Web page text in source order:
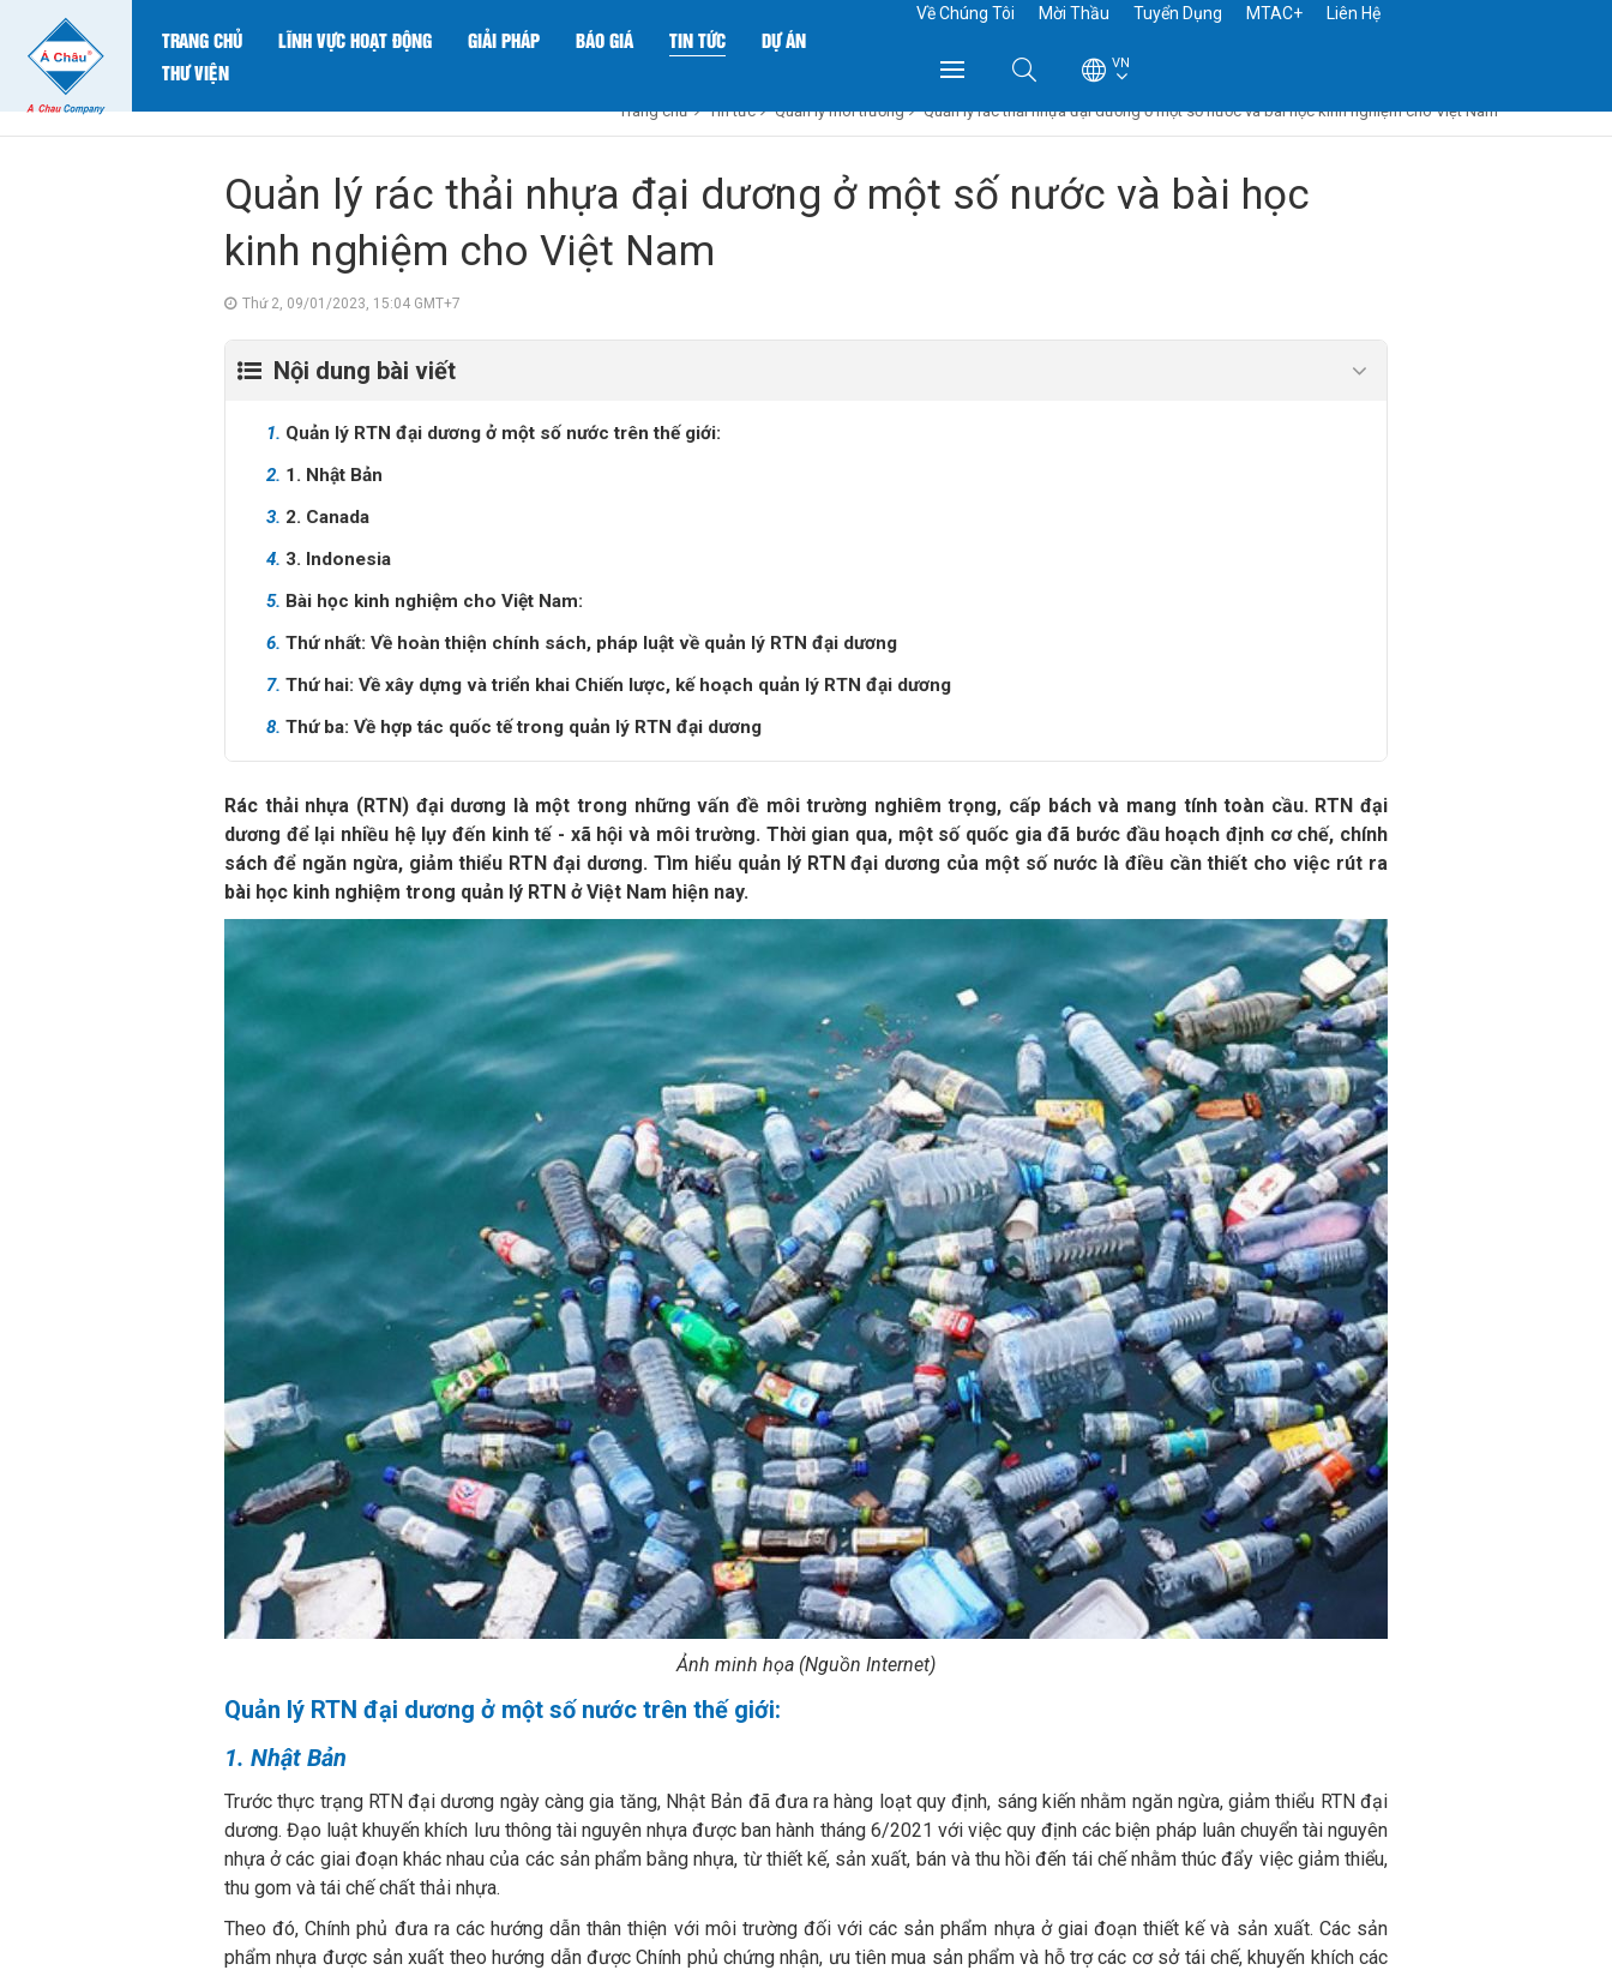
TRANG CHỦ LĨNH VỰC HOẠT ĐỘNG GIẢI PHÁP BÁO GIÁ TIN TỨC
DỰ ÁN
THƯ VIỆN
Về Chúng Tôi Mời Thầu Tuyển Dụng MTAC+ Liên Hệ
VN
Trang chủ Tin tức Quản lý môi trường Quản lý rác thải nhựa đại dương ở một số nước và bài học kinh nghiệm cho Việt Nam
Quản lý rác thải nhựa đại dương ở một số nước và bài học
kinh nghiệm cho Việt Nam
Thứ 2, 09/01/2023, 15:04 GMT+7
Nội dung bài viết
1. Quản lý RTN đại dương ở một số nước trên thế giới:
2. 1. Nhật Bản
3. 2. Canada
4. 3. Indonesia
5. Bài học kinh nghiệm cho Việt Nam:
6. Thứ nhất: Về hoàn thiện chính sách, pháp luật về quản lý RTN đại dương
7. Thứ hai: Về xây dựng và triển khai Chiến lược, kế hoạch quản lý RTN đại dương
8. Thứ ba: Về hợp tác quốc tế trong quản lý RTN đại dương
Rác thải nhựa (RTN) đại dương là một trong những vấn đề môi trường nghiêm trọng, cấp bách và mang tính toàn cầu. RTN đại
dương để lại nhiều hệ lụy đến kinh tế - xã hội và môi trường. Thời gian qua, một số quốc gia đã bước đầu hoạch định cơ chế, chính
sách để ngăn ngừa, giảm thiểu RTN đại dương. Tìm hiểu quản lý RTN đại dương của một số nước là điều cần thiết cho việc rút ra
bài học kinh nghiệm trong quản lý RTN ở Việt Nam hiện nay.
Ảnh minh họa (Nguồn Internet)
Quản lý RTN đại dương ở một số nước trên thế giới:
1. Nhật Bản
Trước thực trạng RTN đại dương ngày càng gia tăng, Nhật Bản đã đưa ra hàng loạt quy định, sáng kiến nhằm ngăn ngừa, giảm thiểu RTN đại
dương. Đạo luật khuyến khích lưu thông tài nguyên nhựa được ban hành tháng 6/2021 với việc quy định các biện pháp luân chuyển tài nguyên
nhựa ở các giai đoạn khác nhau của các sản phẩm bằng nhựa, từ thiết kế, sản xuất, bán và thu hồi đến tái chế nhằm thúc đẩy việc giảm thiểu,
thu gom và tái chế chất thải nhựa.
Theo đó, Chính phủ đưa ra các hướng dẫn thân thiện với môi trường đối với các sản phẩm nhựa ở giai đoạn thiết kế và sản xuất. Các sản
phẩm nhựa được sản xuất theo hướng dẫn được Chính phủ chứng nhận, ưu tiên mua sản phẩm và hỗ trợ các cơ sở tái chế, khuyến khích các